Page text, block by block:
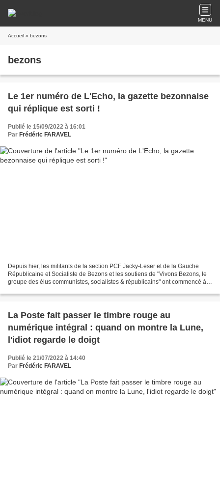
MENU
Accueil » bezons
bezons
Le 1er numéro de L'Echo, la gazette bezonnaise
qui réplique est sorti !
Publié le 15/09/2022 à 16:01
Par Frédéric FARAVEL
Depuis hier, les militants de la section PCF Jacky-Leser et de la Gauche
Républicaine et Socialiste de Bezons et les soutiens de "Vivons Bezons, le
groupe des élus communistes, socialistes & républicains" ont commencé à
La Poste fait passer le timbre rouge au
numérique intégral : quand on montre la Lune,
l'idiot regarde le doigt
Publié le 21/07/2022 à 14:40
Par Frédéric FARAVEL